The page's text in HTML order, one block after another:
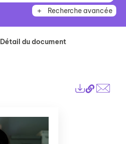
Recherche avancée
Détail du document
Lien